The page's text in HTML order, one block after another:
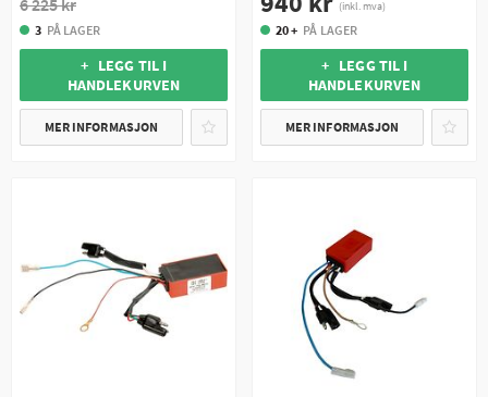
6 225 kr
3 PÅ LAGER
+ LEGG TIL I
HANDLEKURVEN
MER INFORMASJON
(inkl. mva)
20 + PÅ LAGER
+ LEGG TIL I
HANDLEKURVEN
MER INFORMASJON